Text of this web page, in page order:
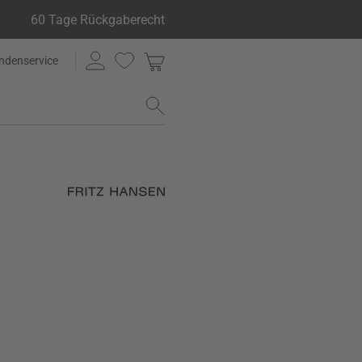
60 Tage Rückgaberecht